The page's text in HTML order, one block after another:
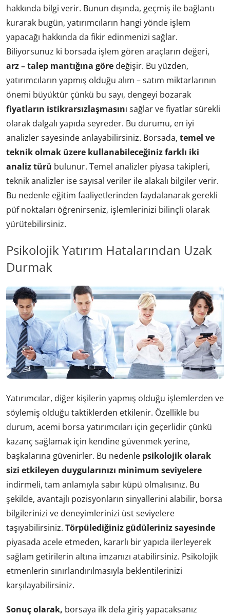
hakkında bilgi verir. Bunun dışında, geçmiş ile bağlantı
kurarak bugün, yatırımcıların hangi yönde işlem
yapacağı hakkında da fikir edinmenizi sağlar.
Biliyorsunuz ki borsada işlem gören araçların değeri,
arz – talep mantığına göre değişir. Bu yüzden,
yatırımcıların yapmış olduğu alım – satım miktarlarının
önemi büyüktür çünkü bu sayı, dengeyi bozarak
fiyatların istikrarsızlaşmasını sağlar ve fiyatlar sürekli
olarak dalgalı yapıda seyreder. Bu durumu, en iyi
analizler sayesinde anlayabilirsiniz. Borsada, temel ve
teknik olmak üzere kullanabileceğiniz farklı iki
analiz türü bulunur. Temel analizler piyasa takipleri,
teknik analizler ise sayısal veriler ile alakalı bilgiler verir.
Bu nedenle eğitim faaliyetlerinden faydalanarak gerekli
püf noktaları öğrenirseniz, işlemlerinizi bilinçli olarak
yürütebilirsiniz.
Psikolojik Yatırım Hatalarından Uzak
Durmak
Yatırımcılar, diğer kişilerin yapmış olduğu işlemlerden ve
söylemiş olduğu taktiklerden etkilenir. Özellikle bu
durum, acemi borsa yatırımcıları için geçerlidir çünkü
kazanç sağlamak için kendine güvenmek yerine,
başkalarına güvenirler. Bu nedenle psikolojik olarak
sizi etkileyen duygularınızı minimum seviyelere
indirmeli, tam anlamıyla sabır küpü olmalısınız. Bu
şekilde, avantajlı pozisyonların sinyallerini alabilir, borsa
bilgilerinizi ve deneyimlerinizi üst seviyelere
taşıyabilirsiniz. Törpülediğiniz güdüleriniz sayesinde
piyasada acele etmeden, kararlı bir yapıda ilerleyerek
sağlam getirilerin altına imzanızı atabilirsiniz. Psikolojik
etmenlerin sınırlandırılmasıyla beklentilerinizi
karşılayabilirsiniz.
Sonuç olarak, borsaya ilk defa giriş yapacaksanız